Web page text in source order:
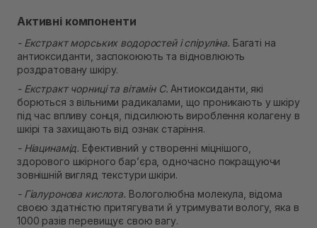
Активні компоненти
- Екстракт морських водоростей і спіруліна. Багаті на
антиоксиданти, заспокоюють та відновлюють
роздратовану шкіру.
- Екстракт чорниці та вітамін С.Антиоксиданти, які
борються з вільними радикалами, що проникають у шкіру
під час впливу сонця, підсилюють вироблення колагену в
шкірі та захищають від ознак старіння.
- Ніацинамід. Ефективний у створенні міцнішого,
здорового шкірного бар’єра, одночасно покращуючи
зовнішній вигляд текстури шкіри.
- Гіалуронова кислота. Вологолюбна молекула, відома
своєю здатністю притягувати й утримувати вологу, яка в
1000 разів перевищує свою вагу.